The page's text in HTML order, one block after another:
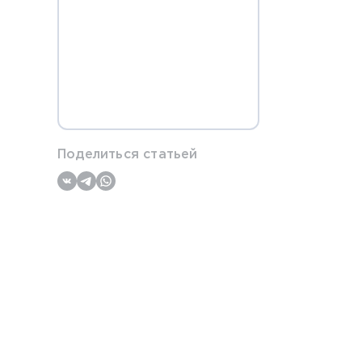
Поделиться статьей